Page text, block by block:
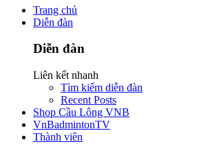
Trang chủ
Diễn đàn
Diễn đàn
Liên kết nhanh
Tìm kiếm diễn đàn
Recent Posts
Shop Cầu Lông VNB
VnBadmintonTV
Thành viên